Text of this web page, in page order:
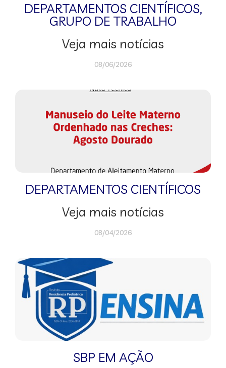
DEPARTAMENTOS CIENTÍFICOS,
GRUPO DE TRABALHO
Veja mais notícias
08/06/2026
DEPARTAMENTOS CIENTÍFICOS
Veja mais notícias
08/04/2026
SBP EM AÇÃO